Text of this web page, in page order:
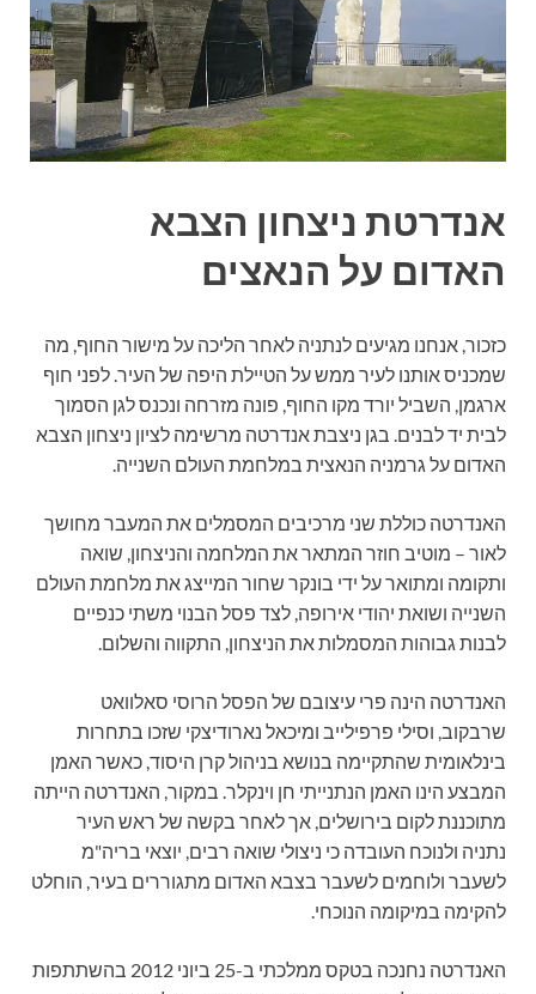
אנדרטת ניצחון הצבא
האדום על הנאצים
כזכור, אנחנו מגיעים לנתניה לאחר הליכה על מישור החוף, מה
שמכניס אותנו לעיר ממש על הטיילת היפה של העיר. לפני חוף
ארגמן, השביל יורד מקו החוף, פונה מזרחה ונכנס לגן הסמוך
לבית יד לבנים. בגן ניצבת אנדרטה מרשימה לציון ניצחון הצבא
האדום על גרמניה הנאצית במלחמת העולם השנייה.
האנדרטה כוללת שני מרכיבים המסמלים את המעבר מחושך
לאור – מוטיב חוזר המתאר את המלחמה והניצחון, שואה
ותקומה ומתואר על ידי בונקר שחור המייצג את מלחמת העולם
השנייה ושואת יהודי אירופה, לצד פסל הבנוי משתי כנפיים
לבנות גבוהות המסמלות את הניצחון, התקווה והשלום.
האנדרטה הינה פרי עיצובם של הפסל הרוסי סאלוואט
שרבקוב, וסילי פרפילייב ומיכאל נארודיצקי שזכו בתחרות
בינלאומית שהתקיימה בנושא בניהול קרן היסוד, כאשר האמן
המבצע הינו האמן הנתנייתי חן וינקלר. במקור, האנדרטה הייתה
מתוכננת לקום בירושלים, אך לאחר בקשה של ראש העיר
נתניה ולנוכח העובדה כי ניצולי שואה רבים, יוצאי בריה"מ
לשעבר ולוחמים לשעבר בצבא האדום מתגוררים בעיר, הוחלט
להקימה במיקומה הנוכחי.
האנדרטה נחנכה בטקס ממלכתי ב-25 ביוני 2012 בהשתתפות